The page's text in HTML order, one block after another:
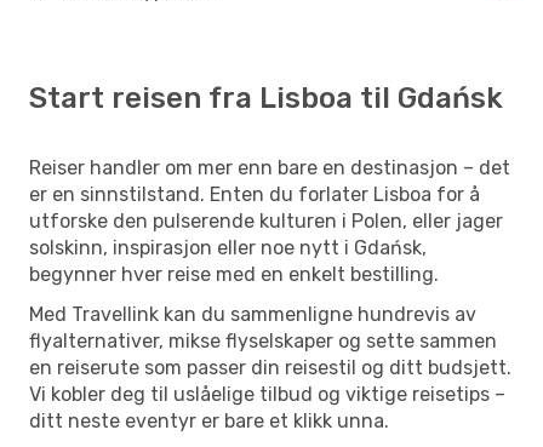
Start reisen fra Lisboa til Gdańsk
Reiser handler om mer enn bare en destinasjon – det
er en sinnstilstand. Enten du forlater Lisboa for å
utforske den pulserende kulturen i Polen, eller jager
solskinn, inspirasjon eller noe nytt i Gdańsk,
begynner hver reise med en enkelt bestilling.
Med Travellink kan du sammenligne hundrevis av
flyalternativer, mikse flyselskaper og sette sammen
en reiserute som passer din reisestil og ditt budsjett.
Vi kobler deg til uslåelige tilbud og viktige reisetips –
ditt neste eventyr er bare et klikk unna.